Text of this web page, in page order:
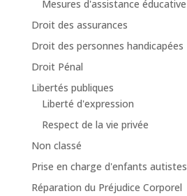
Mesures d'assistance éducative
Droit des assurances
Droit des personnes handicapées
Droit Pénal
Libertés publiques
Liberté d'expression
Respect de la vie privée
Non classé
Prise en charge d'enfants autistes
Réparation du Préjudice Corporel